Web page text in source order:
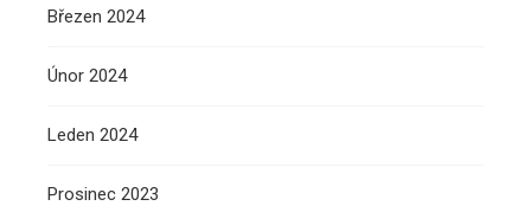
Březen 2024
Únor 2024
Leden 2024
Prosinec 2023